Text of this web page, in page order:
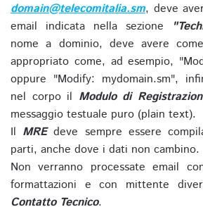
domain@telecomitalia.sm, deve
email indicata nella sezione
nome a dominio, deve avere
appropriato come, ad esempio,
oppure "Modify: mydomain.sm",
nel corpo il Modulo di
messaggio testuale puro (plain text).
Il MREdeve sempre essere
parti, anche dove i dati non cambino.
Non verranno processate email
formattazioni e con mittente
Contatto Tecnico.